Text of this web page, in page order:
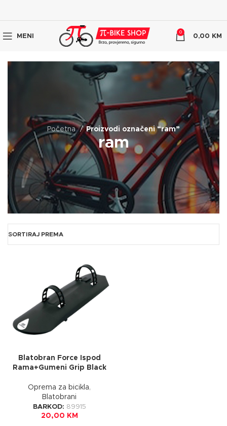
MENI
0
0,00 KM
Početna Proizvodi označeni “ram”
ram
SORTIRAJ PREMA
Blatobran Force Ispod
Rama+Gumeni Grip Black
Oprema za bicikla,
Blatobrani
BARKOD: 89915
20,00 KM